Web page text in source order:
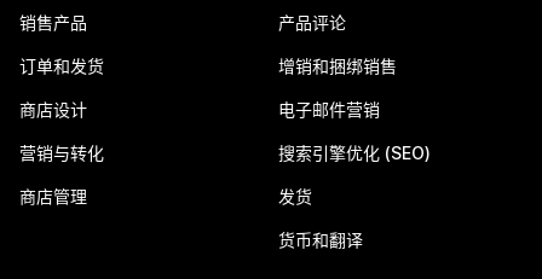
销售产品
订单和发货
商店设计
营销与转化
商店管理
产品评论
增销和捆绑销售
电子邮件营销
搜索引擎优化 (SEO)
发货
货币和翻译